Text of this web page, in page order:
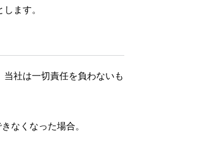
ます。
社は一切責任を負わないも
なくなった場合。